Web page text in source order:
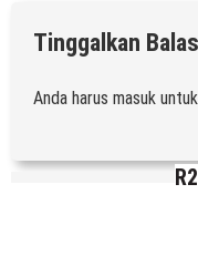
Tinggalkan
Anda harus masuk